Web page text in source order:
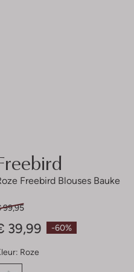
Freebird Blouses Bauke
-60%
99,95
39,99
Roze